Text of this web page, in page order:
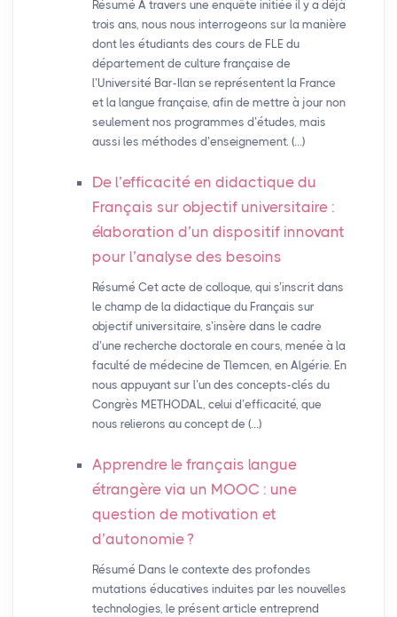
Résumé À travers une enquête initiée il y a déjà
trois ans, nous nous interrogeons sur la manière
dont les étudiants des cours de FLE du
département de culture française de
l’Université Bar-Ilan se représentent la France
et la langue française, afin de mettre à jour non
seulement nos programmes d’études, mais
aussi les méthodes d’enseignement. (…)
De l’efficacité en didactique du
Français sur objectif universitaire :
élaboration d’un dispositif innovant
pour l’analyse des besoins
Résumé Cet acte de colloque, qui s’inscrit dans
le champ de la didactique du Français sur
objectif universitaire, s’insère dans le cadre
d’une recherche doctorale en cours, menée à la
faculté de médecine de Tlemcen, en Algérie. En
nous appuyant sur l’un des concepts-clés du
Congrès METHODAL, celui d’efficacité, que
nous relierons au concept de (…)
Apprendre le français langue
étrangère via un MOOC : une
question de motivation et
d’autonomie?
Résumé Dans le contexte des profondes
mutations éducatives induites par les nouvelles
technologies, le présent article entreprend